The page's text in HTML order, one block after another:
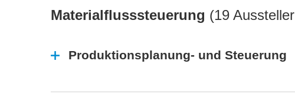
Materialflusssteuerung (19 Aussteller
Produktionsplanung- und Steuerung